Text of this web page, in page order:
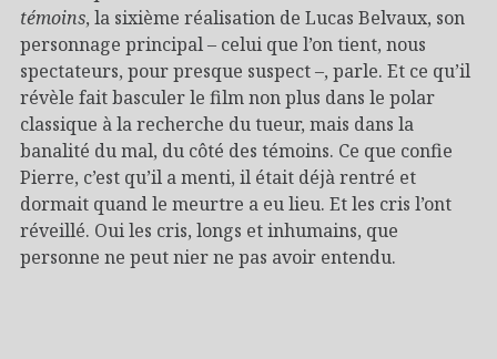
témoins, la sixième réalisation de Lucas Belvaux, son
personnage principal – celui que l’on tient, nous
spectateurs, pour presque suspect –, parle. Et ce qu’il
révèle fait basculer le film non plus dans le polar
classique à la recherche du tueur, mais dans la
banalité du mal, du côté des témoins. Ce que confie
Pierre, c’est qu’il a menti, il était déjà rentré et
dormait quand le meurtre a eu lieu. Et les cris l’ont
réveillé. Oui les cris, longs et inhumains, que
personne ne peut nier ne pas avoir entendu.